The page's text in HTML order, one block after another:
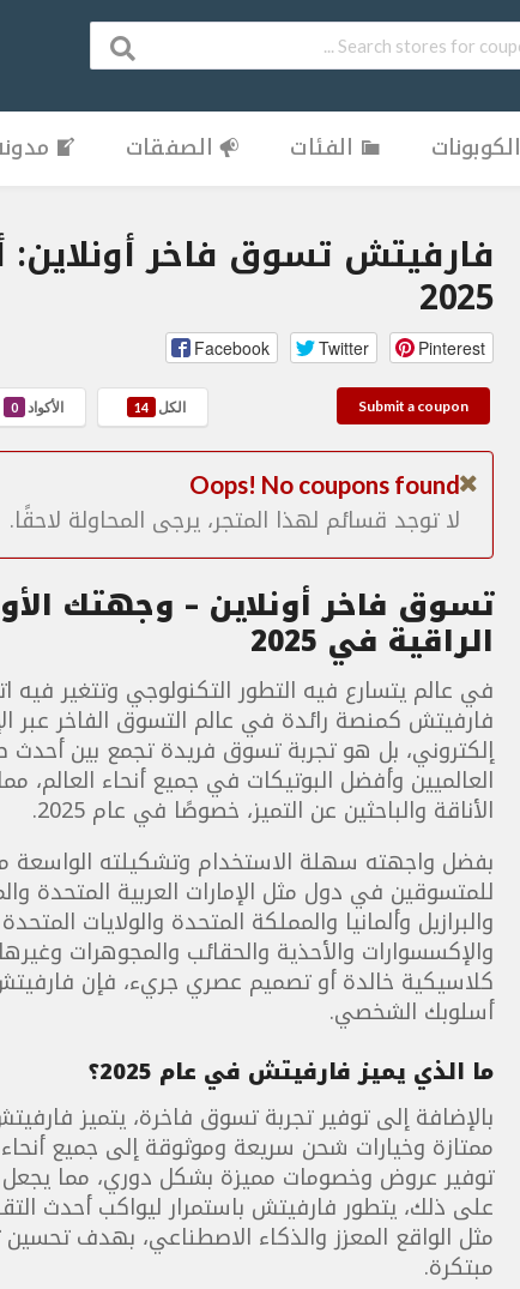
الكوبونات الفئات الصفقات
فارفيتش تسوق فاخر
2025
Facebook Twitter Pinterest
الكل 14 الأكواد 0 Submit a coupon
Oops! No coupons found
لا توجد قسائم لهذا المتجر، يرجى المحاولة لاحقًا.
تسوق فاخر أونلاين – وجهتك
الراقية في 2025
في عالم يتسارع فيه التطور التكنولوجي وتتغير فيه
فارفيتش كمنصة رائدة في عالم التسوق الفاخر عبر
إلكتروني، بل هو تجربة تسوق فريدة تجمع بين
العالميين وأفضل البوتيكات في جميع أنحاء العالم،
الأناقة والباحثين عن التميز، خصوصًا في عام 2025.
بفضل واجهته سهلة الاستخدام وتشكيلته الواسعة
للمتسوقين في دول مثل الإمارات العربية المتحدة
والبرازيل وألمانيا والمملكة المتحدة والولايات
والإكسسوارات والأحذية والحقائب والمجوهرات
كلاسيكية خالدة أو تصميم عصري جريء، فإن
أسلوبك الشخصي.
ما الذي يميز فارفيتش في عام 2025؟
بالإضافة إلى توفير تجربة تسوق فاخرة، يتميز
ممتازة وخيارات شحن سريعة وموثوقة إلى جميع
توفير عروض وخصومات مميزة بشكل دوري، مما يجعل
على ذلك، يتطور فارفيتش باستمرار ليواكب أحدث
مثل الواقع المعزز والذكاء الاصطناعي، بهدف
مبتكرة.